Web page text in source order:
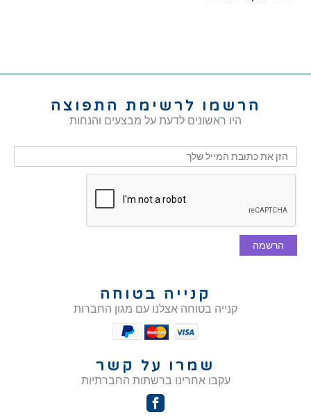
הרשמו לרשימת התפוצה
היו ראשונים לדעת על מבצעים והנחות
הרשמה
קנייה בטוחה
קנייה בטוחה אצלנו עם מגון החברות
שמרו על קשר
עקבו אחרינו ברשתות החברתיות